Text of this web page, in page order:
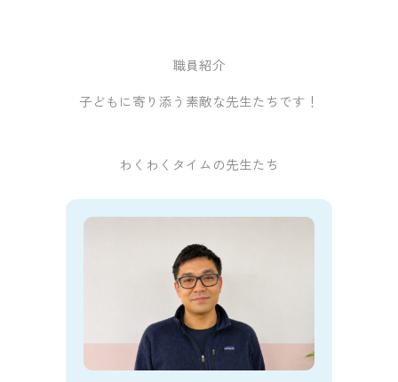
職員紹介
子どもに寄り添う素敵な先生たちです！
わくわくタイムの先生たち